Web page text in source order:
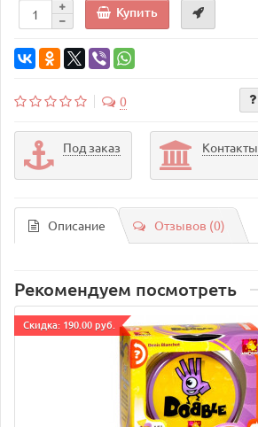
Купить
0
Под заказ Контакты
Описание Отзывов (0)
Рекомендуем посмотреть
Cкидка: 190.00 руб.